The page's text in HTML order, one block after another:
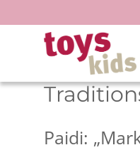
Inhalt
springen
Paidi: